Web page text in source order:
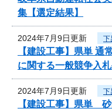
集【選定結果】
2024年7月9日更新 下
【建設工事】県単
に関する一般競争入
2024年7月9日更新 下
【建設工事】県単